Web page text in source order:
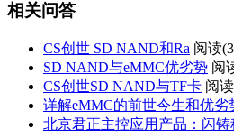
相关问答
CS创世 SD NAND和Ra 阅读(
SD NAND与eMMC优劣势 阅
CS创世SD NAND与TF卡 阅
详解eMMC的前世今生和优劣
北京君正主控应用产品：闪铸